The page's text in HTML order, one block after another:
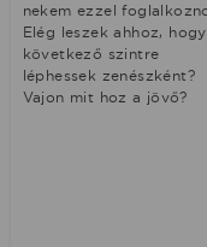
nekem ezzel
Elég leszek ahhoz,
következő szintre
léphessek zenészként?
Vajon mit hoz a jövő?